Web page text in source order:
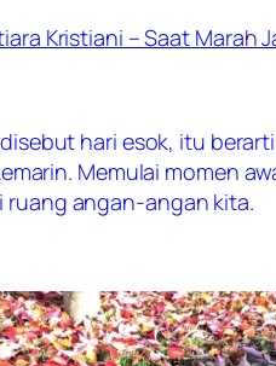
Kristiani – Saat Marah
hari esok, itu
Memulai momen
ruang angan-angan kita.